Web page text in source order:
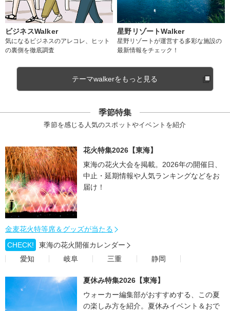
ビジネスWalker
気になるビジネスのアレコレ、ヒット
の裏側を徹底調査
星野リゾートWalker
星野リゾートが運営する多彩な施設の
最新情報をチェック！
テーマwalkerをもっと見る
季節特集
季節を感じる人気のスポットやイベントを紹介
花火特集2026【東海】
東海の花火大会を掲載。2026年の開催日、
中止・延期情報や人気ランキングなどをお
届け！
金麦花火特等席＆グッズが当たる
CHECK!
東海の花火開催カレンダー
愛知
岐阜 三重 静岡
夏休み特集2026【東海】
ウォーカー編集部がおすすめする、この夏
の楽しみ方を紹介。夏休みイベント＆おで